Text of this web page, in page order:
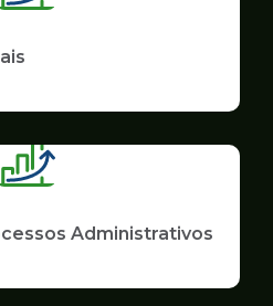
Administrativos